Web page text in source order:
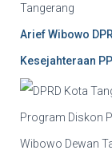
Arief Wibowo
Kesejahteraan